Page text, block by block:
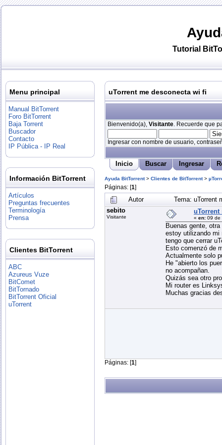
Tutorial
uTorrent me desconecta wi fi
Bienvenido(a), Visitante. Recuerde que
Ingresar con nombre de usuario,
Inicio Buscar Ingresar
Ayuda BitTorrent> Clientes de BitTorrent>
Páginas: [1]
Autor
Tema: uTorrent
sebito
Visitante
uTorrent
« en: 09 de
Buenas gente,
estoy utilizando mi
tengo que cerrar
Esto comenzó de
Actualmente solo
He "abierto los
no acompañan.
Quizás sea otro
Mi router es
Muchas gracias
Páginas: [1]
Menu principal
Manual BitTorrent
Foro BitTorrent
Baja Torrent
Buscador
Contacto
IP Pública - IP Real
Información BitTorrent
Artículos
Preguntas frecuentes
Terminología
Prensa
Clientes BitTorrent
ABC
Azureus Vuze
BitComet
BitTornado
BitTorrent Oficial
uTorrent